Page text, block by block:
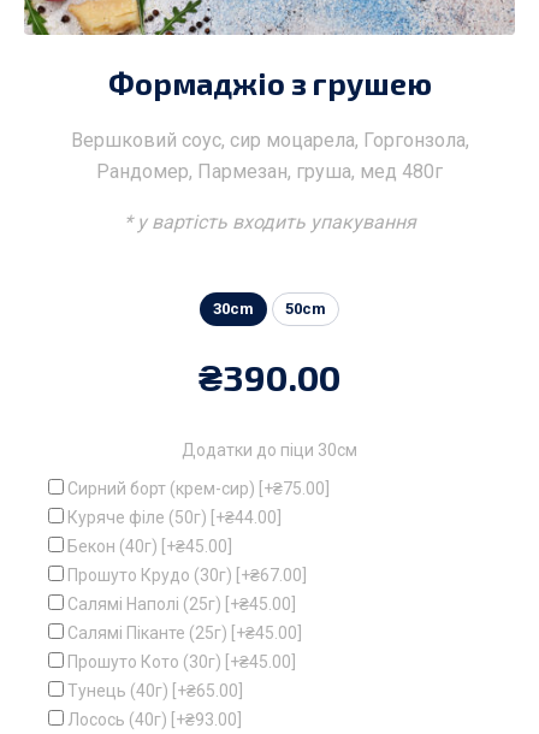
Формаджіо з грушею
Вершковий соус, сир моцарела, Горгонзола,
Рандомер, Пармезан, груша, мед 480г
* у вартість входить упакування
30cm 50cm
₴390.00
Додатки до піци 30см
Сирний борт (крем-сир) [+₴75.00]
Куряче філе (50г) [+₴44.00]
Бекон (40г) [+₴45.00]
Прошуто Крудо (30г) [+₴67.00]
Салямі Наполі (25г) [+₴45.00]
Салямі Піканте (25г) [+₴45.00]
Прошуто Кото (30г) [+₴45.00]
Тунець (40г) [+₴65.00]
Лосось (40г) [+₴93.00]